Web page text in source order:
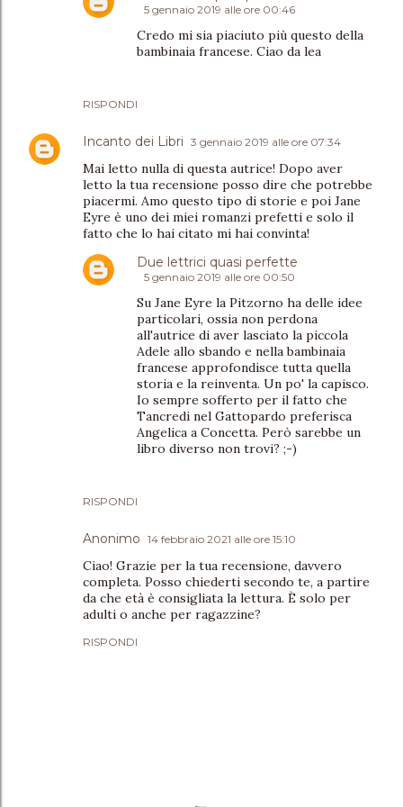
RISPONDI
5 gennaio 2019 alle ore 00:46
Credo mi sia piaciuto più questo della
bambinaia francese. Ciao da lea
Incanto dei Libri 3 gennaio 2019 alle ore 07:34
Mai letto nulla di questa autrice! Dopo aver
letto la tua recensione posso dire che potrebbe
piacermi. Amo questo tipo di storie e poi Jane
Eyre è uno dei miei romanzi prefetti e solo il
fatto che lo hai citato mi hai convinta!
RISPONDI
Due lettrici quasi perfette
5 gennaio 2019 alle ore 00:50
Su Jane Eyre la Pitzorno ha delle idee
particolari, ossia non perdona
all'autrice di aver lasciato la piccola
Adele allo sbando e nella bambinaia
francese approfondisce tutta quella
storia e la reinventa. Un po' la capisco.
Io sempre sofferto per il fatto che
Tancredi nel Gattopardo preferisca
Angelica a Concetta. Però sarebbe un
libro diverso non trovi? ;-)
Anonimo 14 febbraio 2021 alle ore 15:10
Ciao! Grazie per la tua recensione, davvero
completa. Posso chiederti secondo te, a partire
da che età è consigliata la lettura. È solo per
adulti o anche per ragazzine?
RISPONDI